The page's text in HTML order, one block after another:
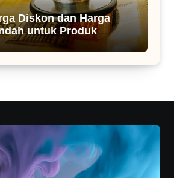
Diskon dan Harga
untuk Produk